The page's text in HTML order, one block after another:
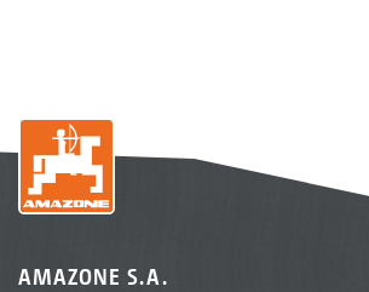
AMAZONE S.A.